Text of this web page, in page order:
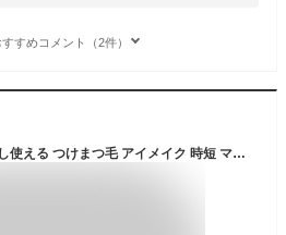
すめコメント（2件）
つけまつげ のり不要 繰り返し使える つけまつ毛 アイメイク 時短 マツエク まつ毛 睫毛 つけ睫毛 3D 自然 盛れる ボリューム 防水 専用保管ホルダー付き アイラッシュ ウォータープルーフ 韓国ファッション 送料無料